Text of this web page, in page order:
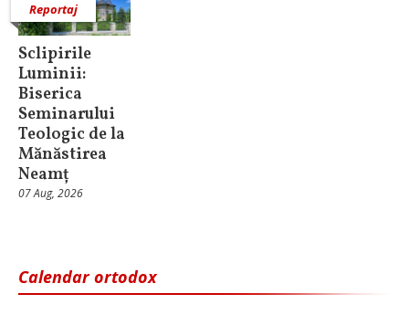
Reportaj
Sclipirile
Luminii:
Biserica
Seminarului
Teologic de la
Mănăstirea
Neamț
07 Aug, 2026
Calendar ortodox